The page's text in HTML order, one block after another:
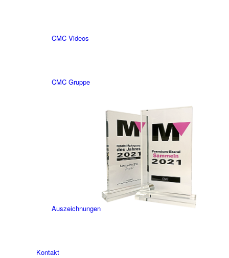
CMC Videos
CMC Gruppe
Auszeichnungen
Kontakt